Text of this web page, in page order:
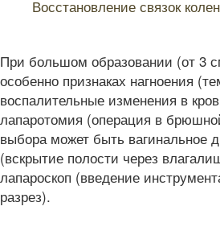
Восстановление связок
При большом образовании (от 3
особенно признаках нагноения
воспалительные изменения в
лапаротомия (операция в
выбора может быть вагинальное
(вскрытие полости через
лапароскоп (введение
разрез).